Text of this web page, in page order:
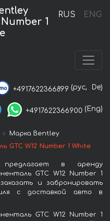
RUS ENG
1
+4917622366899 (рус, De)
+4917622366900 (Eng)
Марка Bentley
GTC W12 Number 1 White
предлагает в аренду
GTC W12 Number 1
и забронировать
с доставкой авто в
GTC W12 Number 1